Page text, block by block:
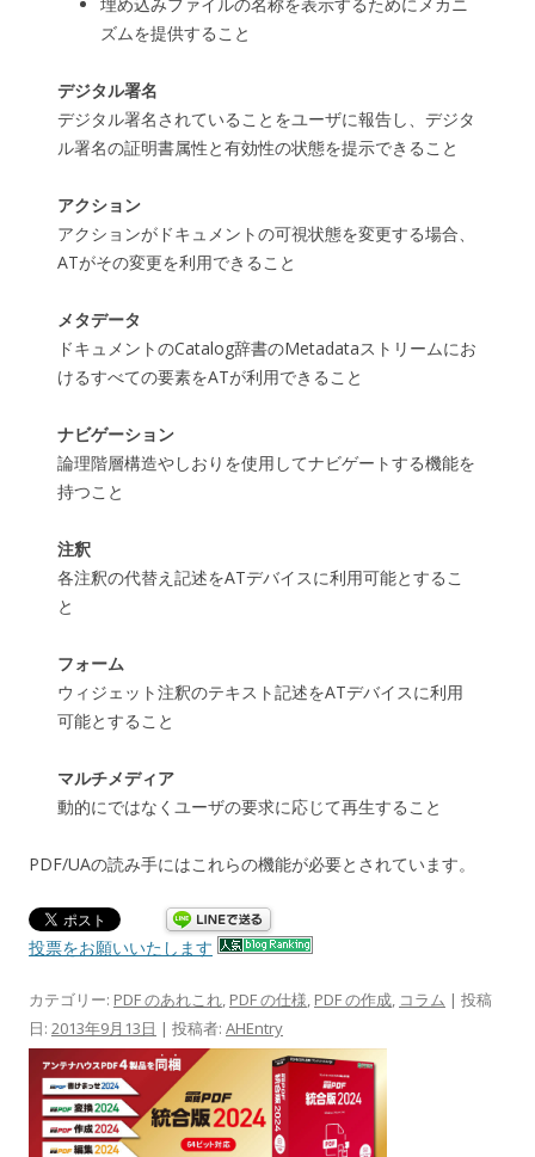
ズムを提供すること
デジタル署名
デジタル署名されていることをユーザに報告し、デジタ
ル署名の証明書属性と有効性の状態を提示できること
アクション
アクションがドキュメントの可視状態を変更する場合、
ATがその変更を利用できること
メタデータ
ドキュメントのCatalog辞書のMetadataストリームにお
けるすべての要素をATが利用できること
ナビゲーション
論理階層構造やしおりを使用してナビゲートする機能を
持つこと
注釈
各注釈の代替え記述をATデバイスに利用可能とするこ
と
フォーム
ウィジェット注釈のテキスト記述をATデバイスに利用
可能とすること
マルチメディア
動的にではなくユーザの要求に応じて再生すること
PDF/UAの読み手にはこれらの機能が必要とされています。
投票をお願いいたします
カテゴリー: PDF のあれこれ, PDF の仕様, PDF の作成, コラム | 投稿
日: 2013年9月13日 | 投稿者: AHEntry